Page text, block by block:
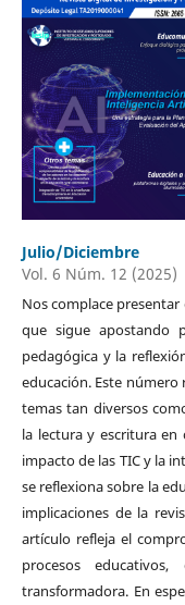
Julio/Diciembre
Vol. 6 Núm. 12 (2025)
Nos complace
que sigue apostando
pedagógica y la
educación. Este
temas tan diversos
la lectura y escritura en
impacto de las TIC y la
se reflexiona sobre la
implicaciones de la
artículo refleja el
procesos
transformadora. En